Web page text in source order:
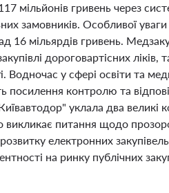
мільйонів гривень через
замовників. Особливої уваги
16 мільярдів гривень.
дороговартісних ліків,
у сфері освіти та
посилення контролю та
уклала два великі
викликає питання щодо
електронних закупівель
на ринку публічних